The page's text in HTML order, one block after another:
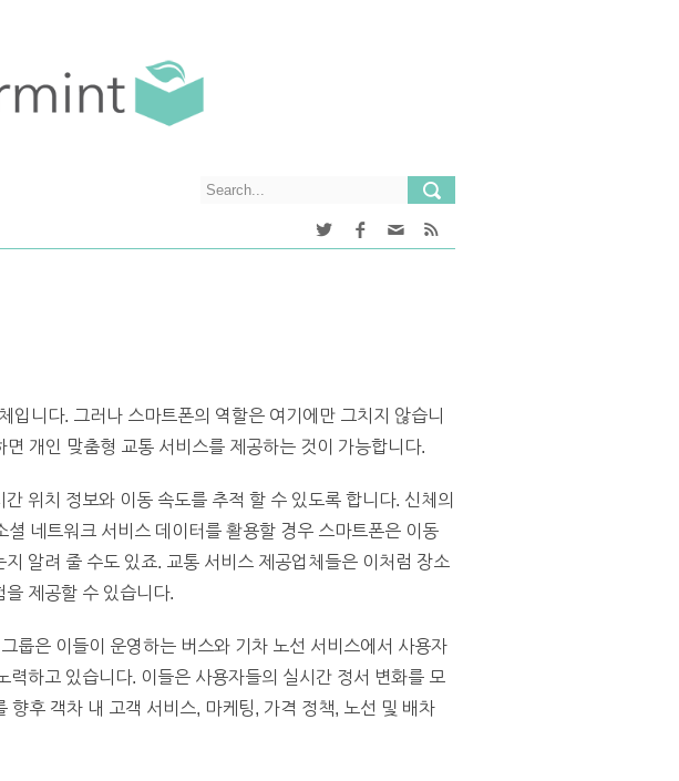
니다. 그러나 스마트폰의 역할은 여기에만 그치지 않습니
개인 맞춤형 교통 서비스를 제공하는 것이 가능합니다.
위치 정보와 이동 속도를 추적 할 수 있도록 합니다. 신체의
네트워크 서비스 데이터를 활용할 경우 스마트폰은 이동
알려 줄 수도 있죠. 교통 서비스 제공업체들은 이처럼 장소
제공할 수 있습니다.
룹은 이들이 운영하는 버스와 기차 노선 서비스에서 사용자
하고 있습니다. 이들은 사용자들의 실시간 정서 변화를 모
후 객차 내 고객 서비스, 마케팅, 가격 정책, 노선 및 배차